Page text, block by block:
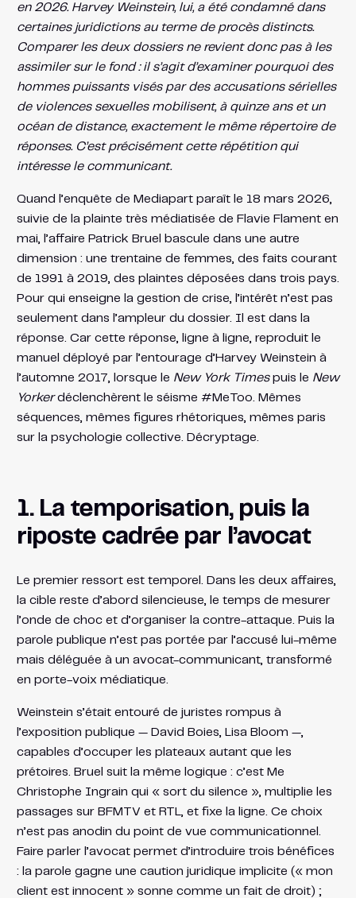
en 2026. Harvey Weinstein, lui, a été condamné dans
certaines juridictions au terme de procès distincts.
Comparer les deux dossiers ne revient donc pas à les
assimiler sur le fond : il s’agit d’examiner pourquoi des
hommes puissants visés par des accusations sérielles
de violences sexuelles mobilisent, à quinze ans et un
océan de distance, exactement le même répertoire de
réponses. C’est précisément cette répétition qui
intéresse le communicant.
Quand l’enquête de Mediapart paraît le 18 mars 2026,
suivie de la plainte très médiatisée de Flavie Flament en
mai, l’affaire Patrick Bruel bascule dans une autre
dimension : une trentaine de femmes, des faits courant
de 1991 à 2019, des plaintes déposées dans trois pays.
Pour qui enseigne la gestion de crise, l’intérêt n’est pas
seulement dans l’ampleur du dossier. Il est dans la
réponse. Car cette réponse, ligne à ligne, reproduit le
manuel déployé par l’entourage d’Harvey Weinstein à
l’automne 2017, lorsque le New York Timespuis le New
Yorkerdéclenchèrent le séisme #MeToo. Mêmes
séquences, mêmes figures rhétoriques, mêmes paris
sur la psychologie collective. Décryptage.
1. La temporisation, puis la
riposte cadrée par l’avocat
Le premier ressort est temporel. Dans les deux affaires,
la cible reste d’abord silencieuse, le temps de mesurer
l’onde de choc et d’organiser la contre-attaque. Puis la
parole publique n’est pas portée par l’accusé lui-même
mais déléguée à un avocat-communicant, transformé
en porte-voix médiatique.
Weinstein s’était entouré de juristes rompus à
l’exposition publique — David Boies, Lisa Bloom —,
capables d’occuper les plateaux autant que les
prétoires. Bruel suit la même logique : c’est Me
Christophe Ingrain qui « sort du silence », multiplie les
passages sur BFMTV et RTL, et fixe la ligne. Ce choix
n’est pas anodin du point de vue communicationnel.
Faire parler l’avocat permet d’introduire trois bénéfices
: la parole gagne une caution juridique implicite (« mon
client est innocent » sonne comme un fait de droit) ;